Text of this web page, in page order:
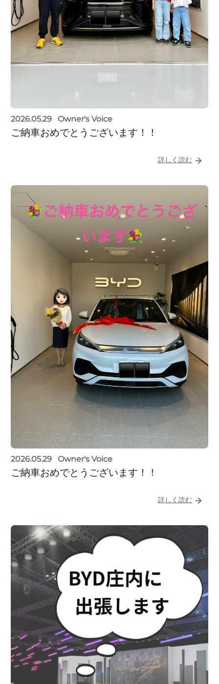
2026.05.29 Owner's Voice
ご納車おめでとうございます！！
詳しく読む
2026.05.29 Owner's Voice
ご納車おめでとうございます！！
詳しく読む